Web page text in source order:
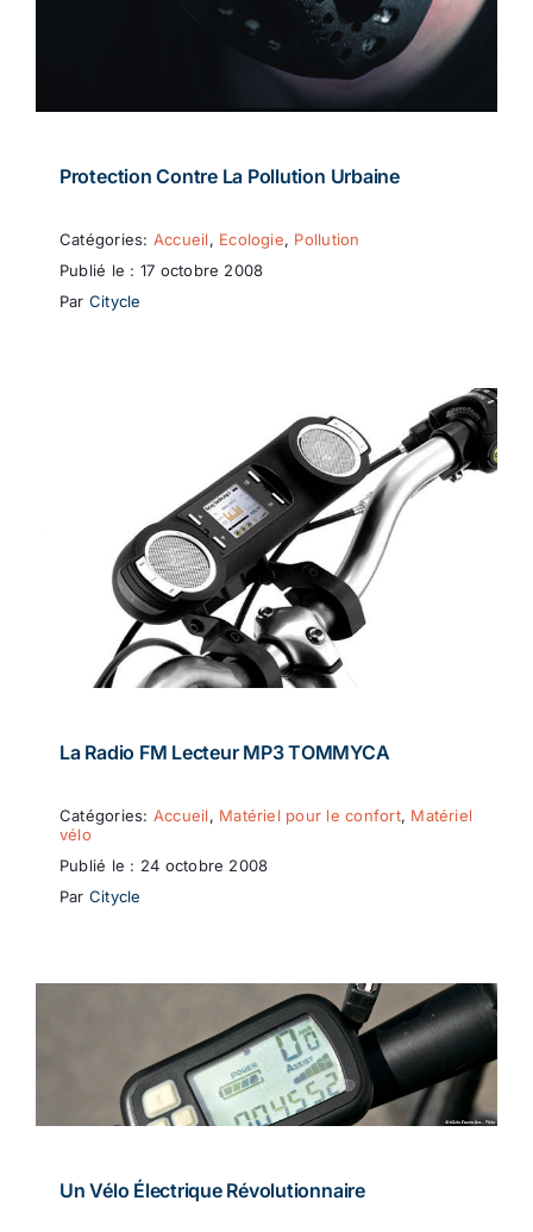
Protection Contre La Pollution Urbaine
Catégories: Accueil, Ecologie, Pollution
Publié le : 17 octobre 2008
Par Citycle
La Radio FM Lecteur MP3 TOMMYCA
Catégories: Accueil, Matériel pour le confort, Matériel
vélo
Publié le : 24 octobre 2008
Par Citycle
Un Vélo Électrique Révolutionnaire